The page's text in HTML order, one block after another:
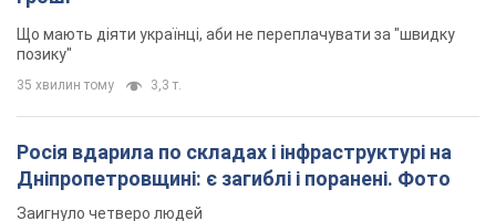
Що мають діяти українці, аби не переплачувати за "швидку
позику"
35 хвилин тому 3,3 т.
Росія вдарила по складах і інфраструктурі на
Дніпропетровщині: є загиблі і поранені. Фото
Заигнуло четверо людей